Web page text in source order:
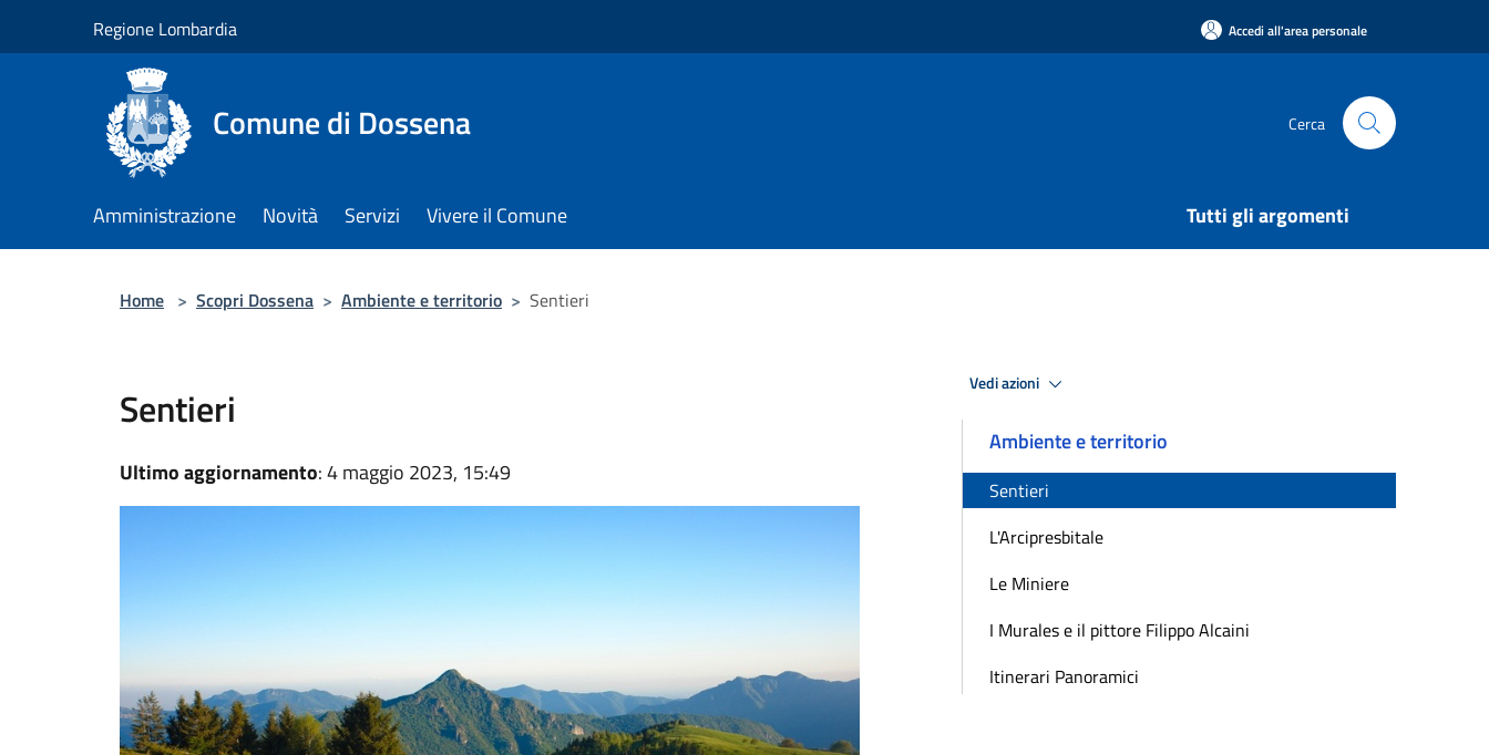
Regione Lombardia Accedi all'area personale
Comune di Dossena Cerca
Amministrazione Novità Servizi Vivere il Comune Tutti gli argomenti
Home > Scopri Dossena > Ambiente e territorio > Sentieri
Sentieri
Ultimo aggiornamento: 4 maggio 2023, 15:49
Vedi azioni
Ambiente e territorio
Sentieri
L'Arcipresbitale
Le Miniere
I Murales e il pittore Filippo Alcaini
Itinerari Panoramici